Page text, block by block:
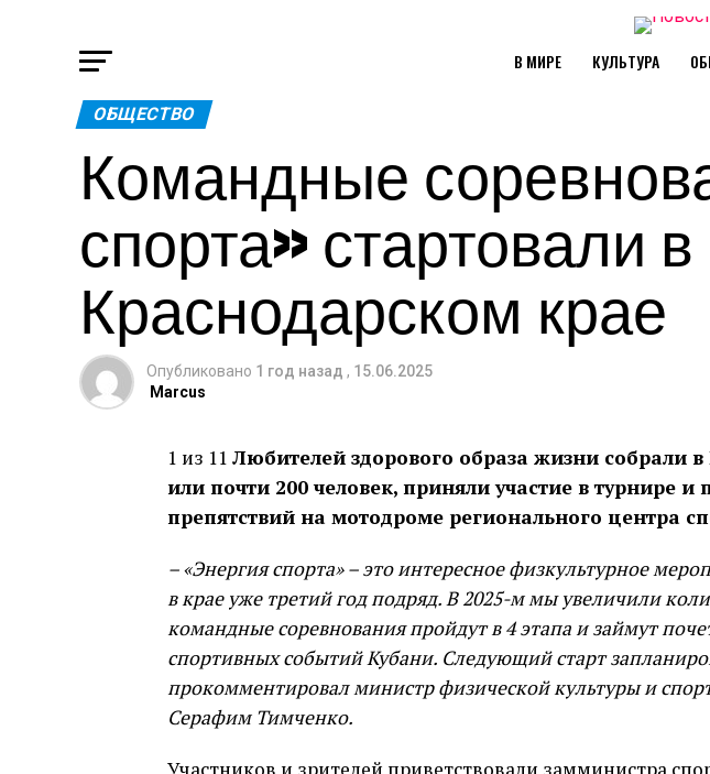
В МИРЕ КУЛЬТУРА
ОБЩЕСТВО
Командные
спорта» стартовали в
Краснодарском крае
Опубликовано 1 год назад , 15.06.2025
Marcus
1 из 11 Любителей здорового образа жизни собрали
или почти 200 человек, приняли участие в турнире и
препятствий на мотодроме регионального центра
– «Энергия спорта» – это интересное физкультурное
в крае уже третий год подряд. В 2025-м мы увеличили
командные соревнования пройдут в 4 этапа и займут
спортивных событий Кубани. Следующий старт
прокомментировал министр физической культуры и
Серафим Тимченко.